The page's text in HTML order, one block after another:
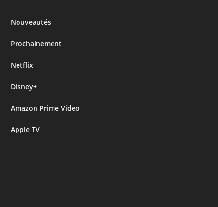
Nouveautés
Prochainement
Netflix
Disney+
Amazon Prime Video
Apple TV